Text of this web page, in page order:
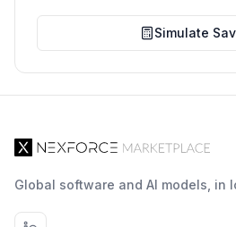
Simulate
Global software and AI models, in